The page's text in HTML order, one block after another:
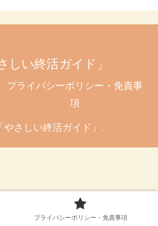
しい終活ガイド」
プライバシーポリシー・免責事
項
さしい終活ガイド」.
プライバシーポリシー・免責事項